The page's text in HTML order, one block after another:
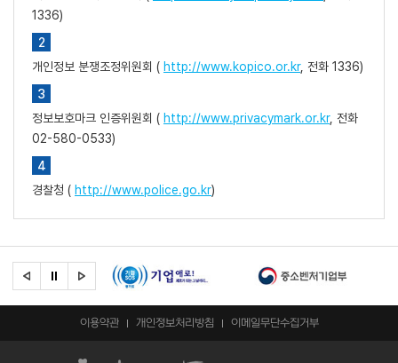
1336)
개인정보 분쟁조정위원회 ( http://www.kopico.or.kr, 전화 1336)
정보보호마크 인증위원회 ( http://www.privacymark.or.kr, 전화
02-580-0533)
경찰청 ( http://www.police.go.kr)
이용약관 개인정보처리방침 이메일무단수집거부